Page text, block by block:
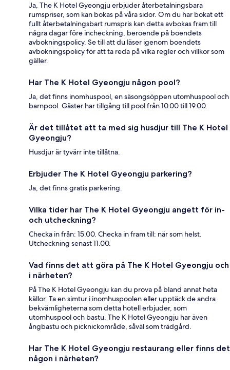
Ja, The K Hotel Gyeongju erbjuder återbetalningsbara
rumspriser, som kan bokas på våra sidor. Om du har bokat ett
fullt återbetalningsbart rumspris kan detta avbokas fram till
några dagar före incheckning, beroende på boendets
avbokningspolicy. Se till att du läser igenom boendets
avbokningspolicy för att ta reda på vilka regler och villkor som
gäller.
Har The K Hotel Gyeongju någon pool?
Ja, det finns inomhuspool, en säsongsöppen utomhuspool och
barnpool. Gäster har tillgång till pool från 10.00 till 19.00.
Är det tillåtet att ta med sig husdjur till The K Hotel
Gyeongju?
Husdjur är tyvärr inte tillåtna.
Erbjuder The K Hotel Gyeongju parkering?
Ja, det finns gratis parkering.
Vilka tider har The K Hotel Gyeongju angett för in-
och utcheckning?
Checka in från: 15.00. Checka in fram till: när som helst.
Utcheckning senast 11.00.
Vad finns det att göra på The K Hotel Gyeongju och
i närheten?
På The K Hotel Gyeongju kan du prova på bland annat heta
källor. Ta en simtur i inomhuspoolen eller upptäck de andra
bekvämligheterna som detta hotell erbjuder, som
utomhuspool och bastu. The K Hotel Gyeongju har även
ångbastu och picknickområde, såväl som trädgård.
Har The K Hotel Gyeongju restaurang eller finns det
någon i närheten?